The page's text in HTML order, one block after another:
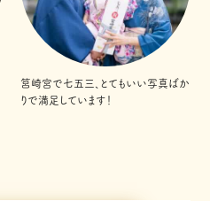
筥崎宮で七五三、とてもいい写真ばか
りで満足しています！